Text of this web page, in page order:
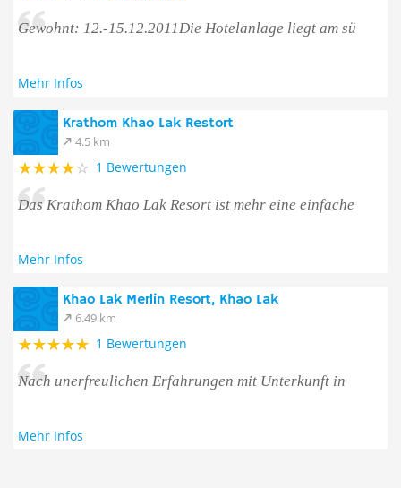
Gewohnt: 12.-15.12.2011Die Hotelanlage liegt am sü
Mehr Infos
Krathom Khao Lak Restort
4.5 km
1 Bewertungen
Das Krathom Khao Lak Resort ist mehr eine einfache
Mehr Infos
Khao Lak Merlin Resort, Khao Lak
6.49 km
1 Bewertungen
Nach unerfreulichen Erfahrungen mit Unterkunft in
Mehr Infos